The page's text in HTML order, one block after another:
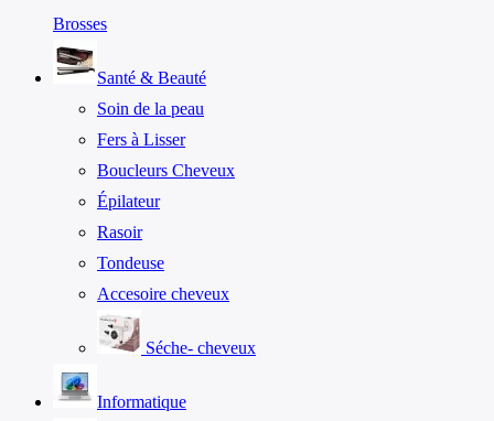
Brosses
Santé & Beauté
Soin de la peau
Fers à Lisser
Boucleurs Cheveux
Épilateur
Rasoir
Tondeuse
Accesoire cheveux
Séche- cheveux
Informatique